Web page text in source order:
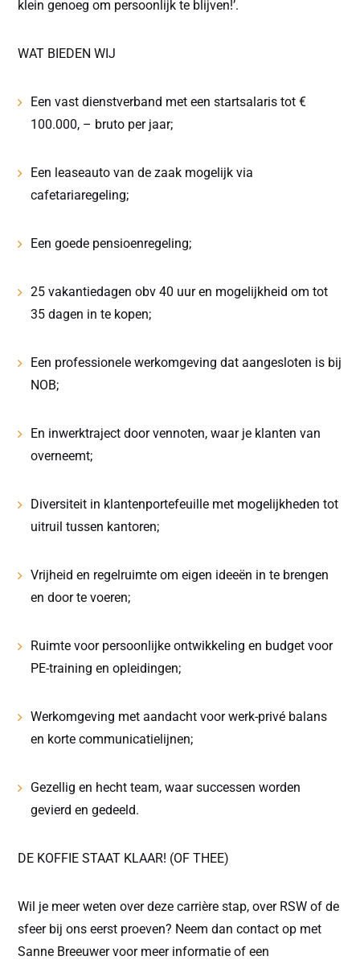
klein genoeg om persoonlijk te blijven!’.
WAT BIEDEN WIJ
Een vast dienstverband met een startsalaris tot €
100.000, – bruto per jaar;
Een leaseauto van de zaak mogelijk via
cafetariaregeling;
Een goede pensioenregeling;
25 vakantiedagen obv 40 uur en mogelijkheid om tot
35 dagen in te kopen;
Een professionele werkomgeving dat aangesloten is bij
NOB;
En inwerktraject door vennoten, waar je klanten van
overneemt;
Diversiteit in klantenportefeuille met mogelijkheden tot
uitruil tussen kantoren;
Vrijheid en regelruimte om eigen ideeën in te brengen
en door te voeren;
Ruimte voor persoonlijke ontwikkeling en budget voor
PE-training en opleidingen;
Werkomgeving met aandacht voor werk-privé balans
en korte communicatielijnen;
Gezellig en hecht team, waar successen worden
gevierd en gedeeld.
DE KOFFIE STAAT KLAAR! (OF THEE)
Wil je meer weten over deze carrière stap, over RSW of de
sfeer bij ons eerst proeven? Neem dan contact op met
Sanne Breeuwer voor meer informatie of een